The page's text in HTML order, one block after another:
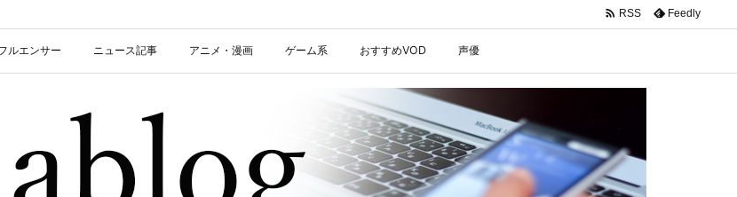
ルエンサー ニュース記事 アニメ・漫画 ゲーム系 おすすめVOD 声優
 RSS Feedly